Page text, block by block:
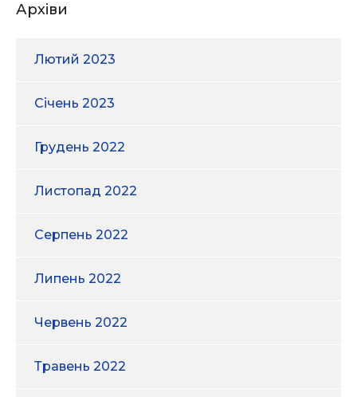
Архіви
Лютий 2023
Січень 2023
Грудень 2022
Листопад 2022
Серпень 2022
Липень 2022
Червень 2022
Травень 2022